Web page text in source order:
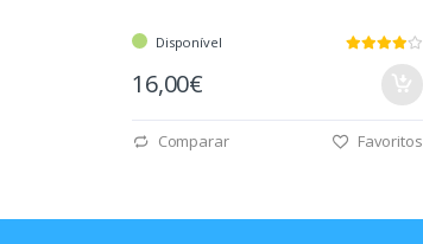
Disponível
16,00€
Comparar Favoritos